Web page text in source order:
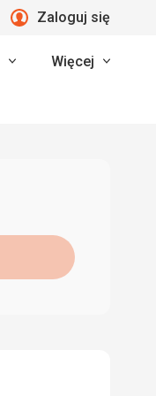
Zaloguj się
Więcej